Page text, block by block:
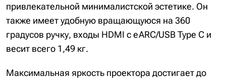
привлекательной минималистской эстетике. Он
также имеет удобную вращающуюся на 360
градусов ручку, входы HDMI с eARC/USB Type C и
весит всего 1,49 кг.
Максимальная яркость проектора достигает до